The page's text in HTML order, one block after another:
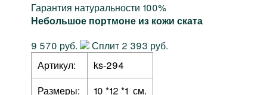
Гарантия натуральности 100%
Небольшое портмоне из кожи ската
9 570 руб.
Сплит 2 393 руб.
Артикул:
ks-294
Размеры:
10 *12 *1 см.